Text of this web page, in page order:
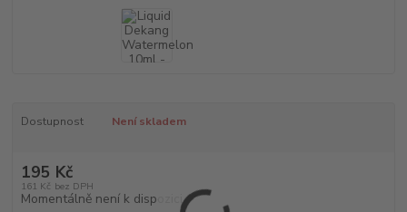
Dostupnost Není skladem
195 Kč
161 Kč bez DPH
Momentálně není k dispozici